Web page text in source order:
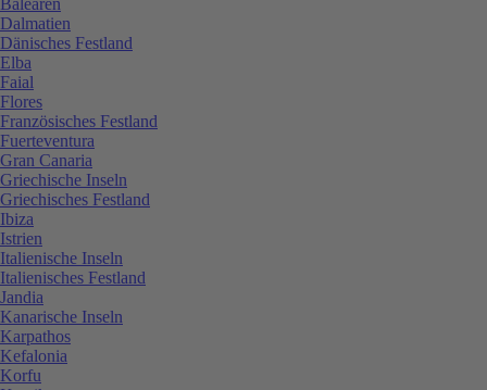
Dalmatien
Dänisches Festland
Elba
Faial
Flores
Französisches Festland
Fuerteventura
Gran Canaria
Griechische Inseln
Griechisches Festland
Ibiza
Istrien
Italienische Inseln
Italienisches Festland
Jandia
Kanarische Inseln
Karpathos
Kefalonia
Korfu